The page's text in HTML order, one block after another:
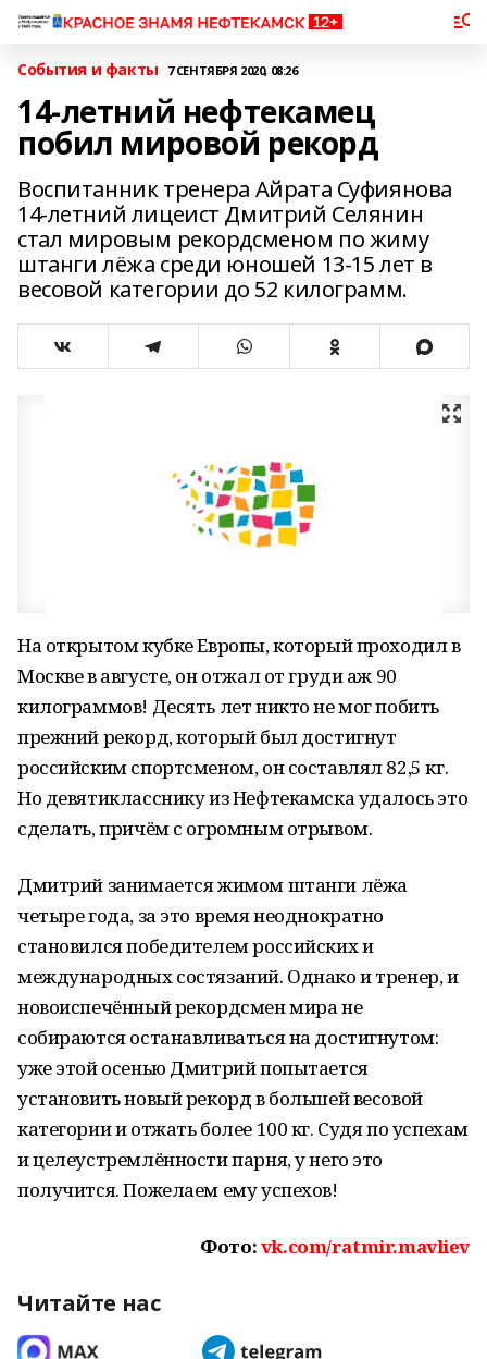
События и факты 7 СЕНТЯБРЯ 2020, 08:26
14-летний нефтекамец
побил мировой рекорд
Воспитанник тренера Айрата Суфиянова
14-летний лицеист Дмитрий Селянин
стал мировым рекордсменом по жиму
штанги лёжа среди юношей 13-15 лет в
весовой категории до 52 килограмм.
На открытом кубке Европы, который проходил в
Москве в августе, он отжал от груди аж 90
килограммов! Десять лет никто не мог побить
прежний рекорд, который был достигнут
российским спортсменом, он составлял 82,5 кг.
Но девятикласснику из Нефтекамска удалось это
сделать, причём с огромным отрывом.
Дмитрий занимается жимом штанги лёжа
четыре года, за это время неоднократно
становился победителем российских и
международных состязаний. Однако и тренер, и
новоиспечённый рекордсмен мира не
собираются останавливаться на достигнутом:
уже этой осенью Дмитрий попытается
установить новый рекорд в большей весовой
категории и отжать более 100 кг. Судя по успехам
и целеустремлённости парня, у него это
получится. Пожелаем ему успехов!
Фото:vk.com/ratmir.mavliev
Читайте нас